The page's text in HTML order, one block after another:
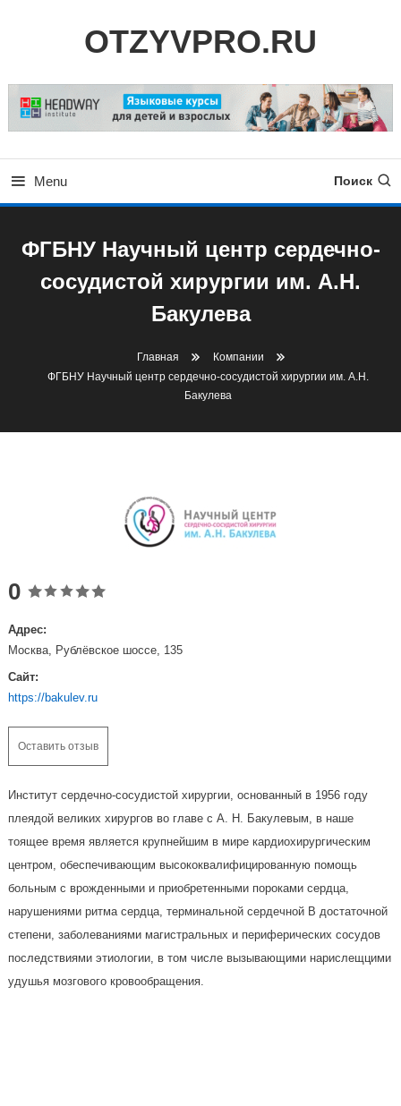
OTZYVPRO.RU
Menu Поиск
ФГБНУ Научный центр сердечно-
сосудистой хирургии им. А.Н.
Бакулева
Главная
Компании
ФГБНУ Научный центр сердечно-сосудистой хирургии им. А.Н.
Бакулева
0
Адрес:
Москва, Рублёвское шоссе, 135
Сайт:
https://bakulev.ru
Оставить отзыв
Институт сердечно-сосудистой хирургии, основанный в 1956 году
плеядой великих хирургов во главе с А. Н. Бакулевым, в наше
тоящее время является крупнейшим в мире кардиохирургическим
центром, обеспечивающим высококвалифицированную помощь
больным с врожденными и приобретенными пороками сердца,
нарушениями ритма сердца, терминальной сердечной В достаточной
степени, заболеваниями магистральных и периферических сосудов
последствиями этиологии, в том числе вызывающими нарислещцими
удушья мозгового кровообращения.